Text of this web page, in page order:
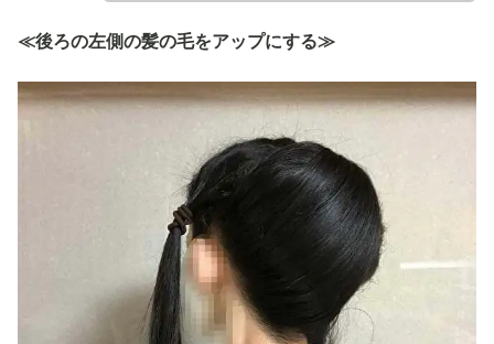
≪後ろの左側の髪の毛をアップにする≫